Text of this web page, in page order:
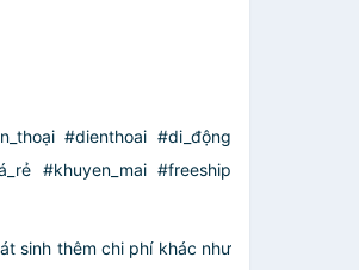
#dienthoai #di_động
#khuyen_mai #freeship
sinh thêm chi phí khác như